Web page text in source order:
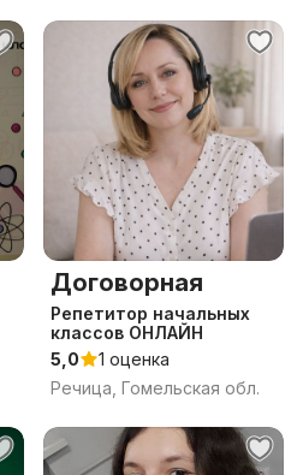
Договорная
Репетитор начальных
классов ОНЛАЙН
5,0
1 оценка
Речица, Гомельская обл.